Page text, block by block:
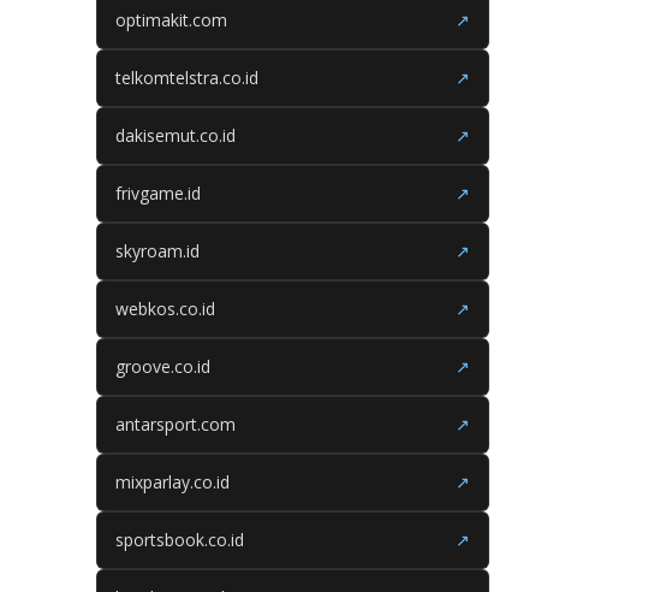
optimakit.com ↗
telkomtelstra.co.id ↗
dakisemut.co.id ↗
frivgame.id ↗
skyroam.id ↗
webkos.co.id ↗
groove.co.id ↗
antarsport.com ↗
mixparlay.co.id ↗
sportsbook.co.id ↗